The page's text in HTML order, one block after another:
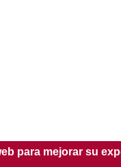
para mejorar su